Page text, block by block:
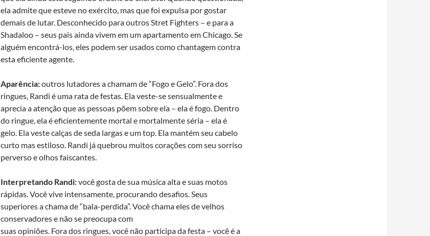
ela admite que esteve no exército, mas que foi expulsa por gostar
demais de lutar. Desconhecido para outros Stret Fighters – e para a
Shadaloo – seus pais ainda vivem em um apartamento em Chicago. Se
alguém encontrá-los, eles podem ser usados como chantagem contra
esta eficiente agente.
Aparência:outros lutadores a chamam de “Fogo e Gelo”. Fora dos
ringues, Randi é uma rata de festas. Ela veste-se sensualmente e
aprecia a atenção que as pessoas põem sobre ela – ela é fogo. Dentro
do ringue, ela é eficientemente mortal e mortalmente séria – ela é
gelo. Ela veste calças de seda largas e um top. Ela mantém seu cabelo
curto mas estiloso. Randi já quebrou muitos corações com seu sorriso
perverso e olhos faiscantes.
Interpretando Randi:você gosta de sua música alta e suas motos
rápidas. Você vive intensamente, procurando desafios. Seus
superiores a chama de “bala-perdida”. Você chama eles de velhos
conservadores e não se preocupa com
suas opiniões. Fora dos ringues, você não participa da festa – você é a